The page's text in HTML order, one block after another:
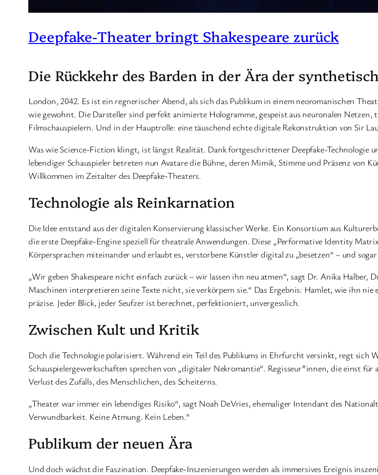
Deepfake-Theater bringt Shakespeare zurück
Die Rückkehr des Barden in der Ära der
London, 2042. Es ist ein regnerischer Abend, als sich das Publikum in einem neoromanischen
wie gewohnt. Die Darsteller sind perfekt animierte Hologramme, gespeist aus neuronalen
Filmschauspielern. Und in der Hauptrolle: eine täuschend echte digitale Rekonstruktion von Sir
Was wie Science-Fiction klingt, ist längst Realität. Dank fortgeschrittener Deepfake-Technologie
lebendiger Schauspieler betreten nun Avatare die Bühne, deren Mimik, Stimme und Präsenz von
Willkommen im Zeitalter des Deepfake-Theaters.
Technologie als Reinkarnation
Die Idee entstand aus der digitalen Konservierung klassischer Werke. Ein Konsortium aus
die erste Deepfake-Engine speziell für theatrale Anwendungen. Diese „Performative Identity
Körpersprachen miteinander und erlaubt es, verstorbene Künstler digital zu „besetzen“ – und
„Wir geben Shakespeare nicht einfach zurück – wir lassen ihn neu atmen“, sagt Dr. Anika
Maschinen interpretieren seine Texte nicht, sie verkörpern sie.“ Das Ergebnis: Hamlet, wie ihn
präzise. Jeder Blick, jeder Seufzer ist berechnet, perfektioniert, unvergesslich.
Zwischen Kult und Kritik
Doch die Technologie polarisiert. Während ein Teil des Publikums in Ehrfurcht versinkt, regt sich
Schauspielergewerkschaften sprechen von „digitaler Nekromantie“. Regisseur*innen, die einst
Verlust des Zufalls, des Menschlichen, des Scheiterns.
„Theater war immer ein lebendiges Risiko“, sagt Noah DeVries, ehemaliger Intendant des
Verwundbarkeit. Keine Atmung. Kein Leben.“
Publikum der neuen Ära
Und doch wächst die Faszination. Deepfake-Inszenierungen werden als immersives Ereignis